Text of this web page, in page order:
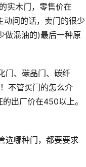
实木门，零售价在
问的话，卖门的很少
做混油的)最后一种原
不管买门的怎么介
出厂价在450以上。